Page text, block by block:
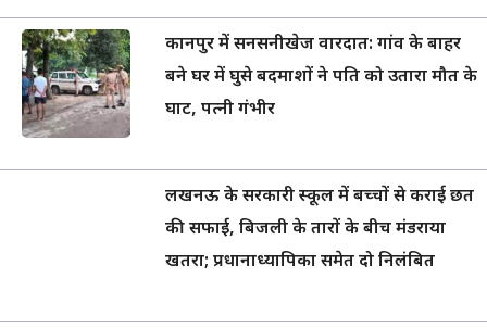
कानपुर में सनसनीखेज वारदात: गांव के बाहर
बने घर में घुसे बदमाशों ने पति को उतारा मौत के
घाट, पत्नी गंभीर
लखनऊ के सरकारी स्कूल में बच्चों से कराई छत
की सफाई, बिजली के तारों के बीच मंडराया
खतरा; प्रधानाध्यापिका समेत दो निलंबित